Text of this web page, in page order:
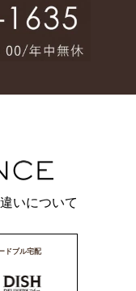
いについて
ドブル宅配